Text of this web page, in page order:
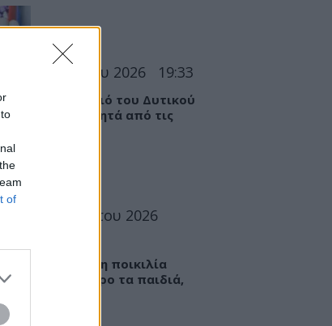
of
07 Αυγούστου 2026 19:33
για τον ιό του Δυτικού
Αττική – Τι ζητά από τις
07 Αυγούστου 2026
μια ενισχυμένη ποικιλία
«γεμίσει» σίδηρο τα παιδιά,